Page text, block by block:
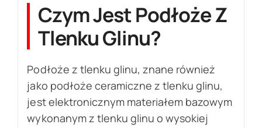
Czym Jest Podłoże Z
Tlenku Glinu?
Podłoże z tlenku glinu, znane również
jako podłoże ceramiczne z tlenku glinu,
jest elektronicznym materiałem bazowym
wykonanym z tlenku glinu o wysokiej